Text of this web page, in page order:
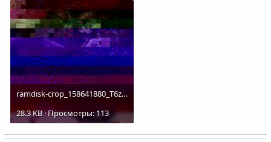
ramdisk-crop_158641880_T6zR.jpg
28.3 KB · Просмотры: 113